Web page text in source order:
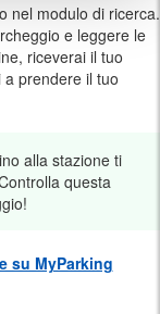
nel modulo di ricerca.
e leggere le
riceverai il tuo
prendere il tuo
alla stazione ti
questa
su MyParking